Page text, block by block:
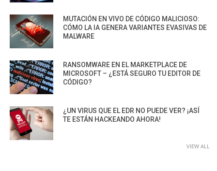
MUTACIÓN EN VIVO DE CÓDIGO MALICIOSO:
CÓMO LA IA GENERA VARIANTES EVASIVAS DE
MALWARE
RANSOMWARE EN EL MARKETPLACE DE
MICROSOFT – ¿ESTÁ SEGURO TU EDITOR DE
CÓDIGO?
¿UN VIRUS QUE EL EDR NO PUEDE VER? ¡ASÍ
TE ESTÁN HACKEANDO AHORA!
VIEW ALL